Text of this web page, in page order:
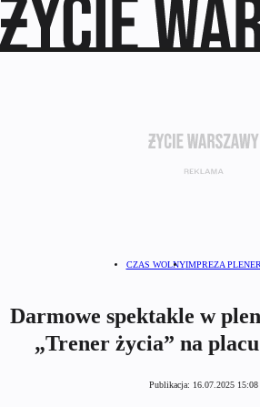
CZAS WOLNYIMPREZA
Darmowe spektakle w
„Trener życia” na
Publikacja: 16.07.2025 15:08